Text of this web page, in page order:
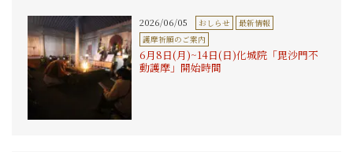
2026/06/05 おしらせ
最新情報
護摩祈願のご案内
6月8日(月)~14日(日)化城院「毘沙門不
動護摩」開始時間